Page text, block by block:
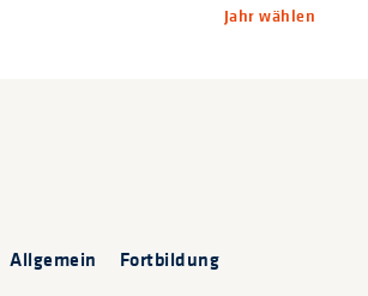
Jahr wählen
Allgemein
Fortbildung